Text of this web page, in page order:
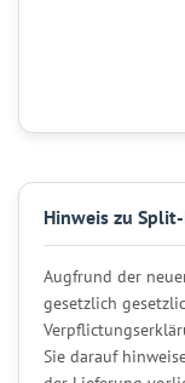
Hinweis zu
Augfrund der
gesetzlich
Sie darauf